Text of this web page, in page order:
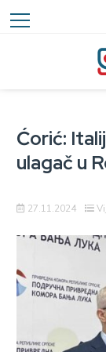
Ćorić:
ulagač u
27.11.2024